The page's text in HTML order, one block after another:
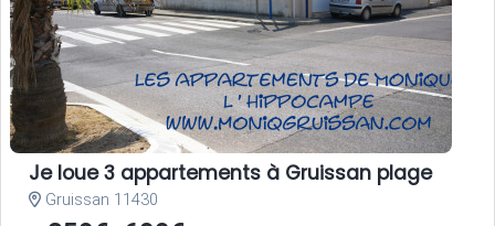
Je loue 3 appartements à Gruissan plage
Gruissan 11430